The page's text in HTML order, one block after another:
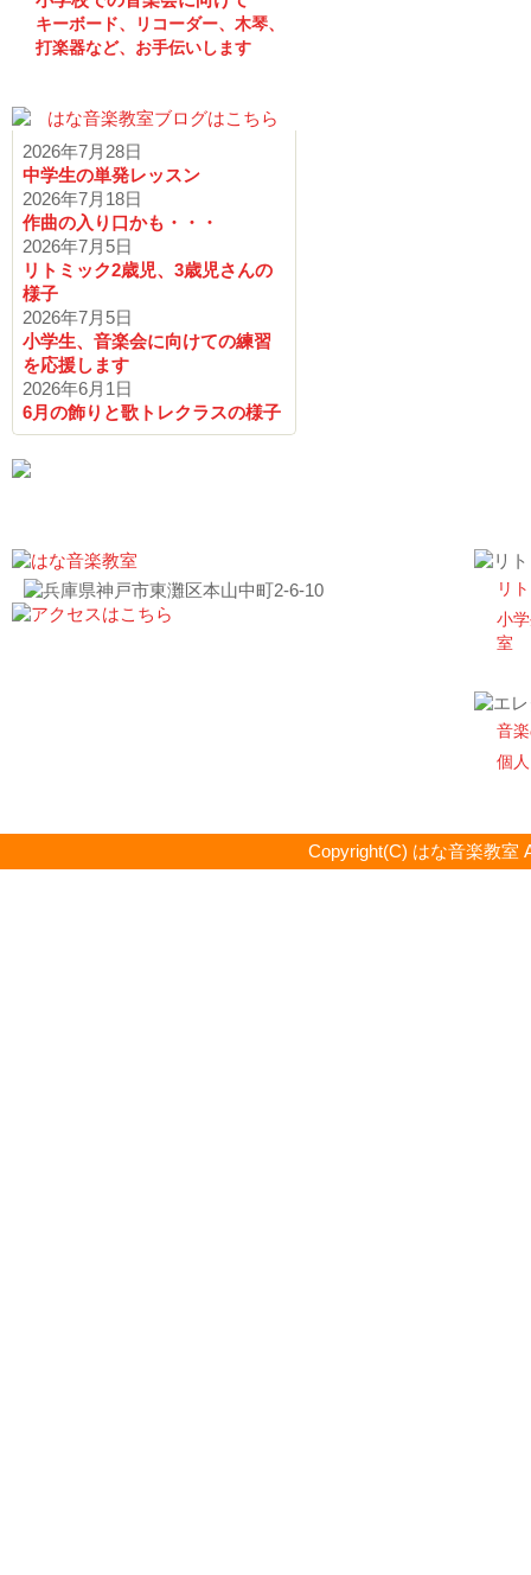
キーボード、リコーダー、木琴、
打楽器など、お手伝いします
2026年7月28日
中学生の単発レッスン
2026年7月18日
作曲の入り口かも・・・
2026年7月5日
リトミック2歳児、3歳児さんの
様子
2026年7月5日
小学生、音楽会に向けての練習
を応援します
2026年6月1日
6月の飾りと歌トレクラスの様子
リ
小
室
音
個
Copyright(C) はな音楽教室